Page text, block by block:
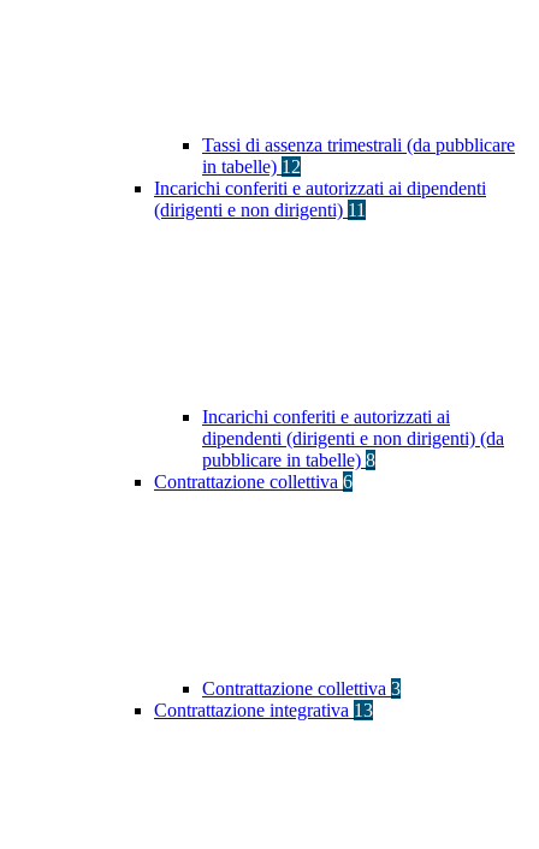
Tassi di assenza trimestrali (da pubblicare
in tabelle) 12
Incarichi conferiti e autorizzati ai dipendenti
(dirigenti e non dirigenti) 11
Incarichi conferiti e autorizzati ai
dipendenti (dirigenti e non dirigenti) (da
pubblicare in tabelle) 8
Contrattazione collettiva 6
Contrattazione collettiva 3
Contrattazione integrativa 13